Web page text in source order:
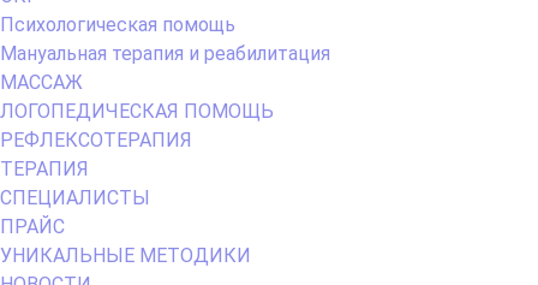
Психологическая помощь
Мануальная терапия и реабилитация
МАССАЖ
ЛОГОПЕДИЧЕСКАЯ ПОМОЩЬ
РЕФЛЕКСОТЕРАПИЯ
ТЕРАПИЯ
СПЕЦИАЛИСТЫ
ПРАЙС
УНИКАЛЬНЫЕ МЕТОДИКИ